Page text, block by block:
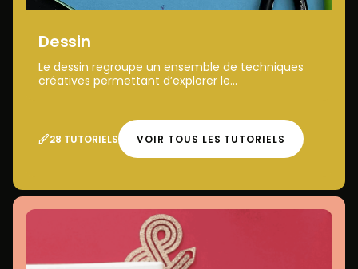
Dessin
Le dessin regroupe un ensemble de techniques
créatives permettant d’explorer le...
28 TUTORIELS VOIR TOUS LES TUTORIELS